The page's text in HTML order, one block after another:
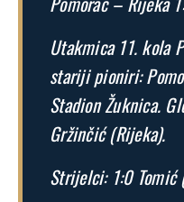
Utakmica 11. kola
stariji pioniri:
Stadion Žuknica.
Gržinčić (Rijeka).
Strijelci: 1:0 Tomić